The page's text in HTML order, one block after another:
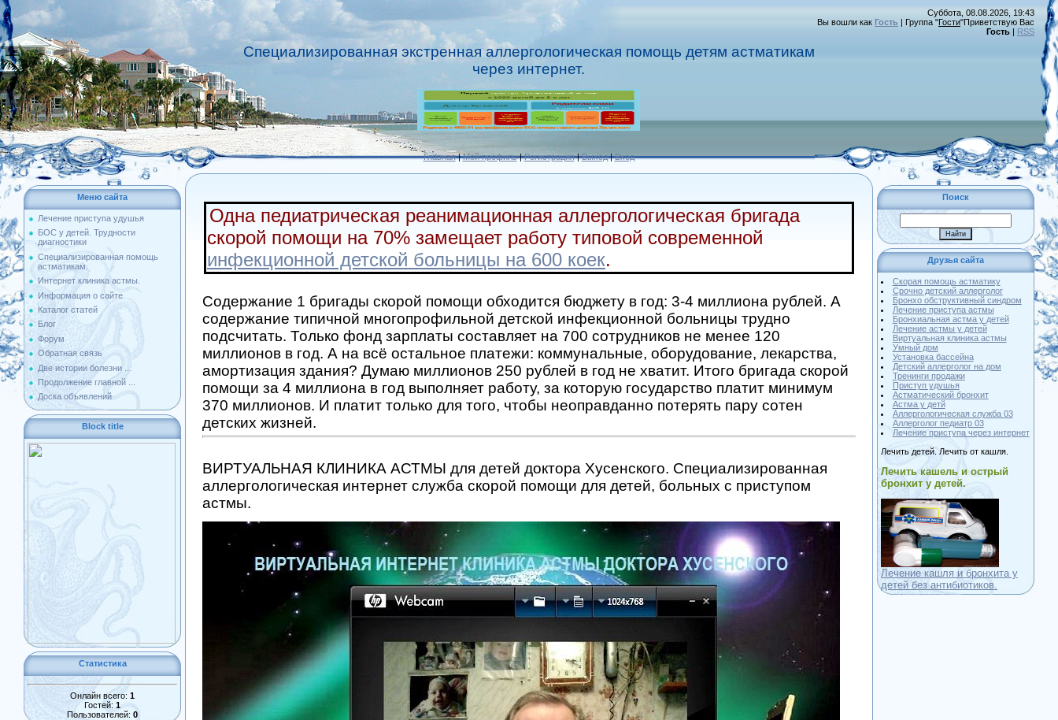
Специализированная экстренная аллергологическая помощь детям астматикам
через интернет.
Главная|Мой профиль|Регистрация|Выход|Вход
Суббота, 08.08.2026, 19:43
Вы вошли как Гость | Группа "Гости"Приветствую Вас
Гость | RSS
Меню сайта
Лечение приступа удушья
БОС у детей. Трудности
диагностики
Специализированная помощь
астматикам.
Интернет клиника астмы.
Информация о сайте
Каталог статей
Блог
Форум
Обратная связь
Две истории болезни ...
Продолжение главной ...
Доска объявлений
Block title
Статистика
Онлайн всего: 1
Гостей: 1
Пользователей: 0
Одна педиатрическая реанимационная аллергологическая бригада
скорой помощи на 70% замещает работу типовой современной
инфекционной детской больницы на 600 коек.
Содержание 1 бригады скорой помощи обходится бюджету в год: 3-4 миллиона рублей. А
содержание типичной многопрофильной детской инфекционной больницы трудно
подсчитать. Только фонд зарплаты составляет на 700 сотрудников не менее 120
миллионов в год. А на всё остальное платежи: коммунальные, оборудование, лекарства,
амортизация здания? Думаю миллионов 250 рублей в год не хватит. Итого бригада скорой
помощи за 4 миллиона в год выполняет работу, за которую государство платит минимум
370 миллионов. И платит только для того, чтобы неоправданно потерять пару сотен
детских жизней.
ВИРТУАЛЬНАЯ КЛИНИКА АСТМЫ для детей доктора Хусенского. Специализированная
аллергологическая интернет служба скорой помощи для детей, больных с приступом
астмы.
Поиск
Друзья сайта
Скорая помощь астматику
Срочно детский аллерголог
Бронхо обструктивный синдром
Лечение приступа астмы
Бронхиальная астма у детей
Лечение астмы у детей
Виртуальная клиника астмы
Умный дом
Установка бассейна
Детский аллерголог на дом
Тренинги продажи
Приступ удушья
Астматический бронхит
Астма у детй
Аллергологическая служба 03
Аллерголог педиатр 03
Лечение приступа через интернет
Лечить детей. Лечить от кашля.
Лечить кашель и острый
бронхит у детей.
Лечение кашля и бронхита у
детей без антибиотиков.